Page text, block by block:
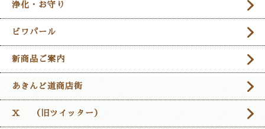
浄化・お守り
ビワパール
新商品ご案内
あきんど道商店街
X （旧ツイッター）